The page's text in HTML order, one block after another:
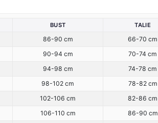
BUST TALIE
86-90 cm 66-70 cm
90-94 cm 70-74 cm
94-98 cm 74-78 cm
98-102 cm 78-82 cm
102-106 cm 82-86 cm
106-110 cm 86-90 cm